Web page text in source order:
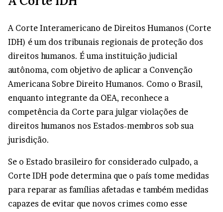
A Corte Interamericano de Direitos Humanos (Corte
IDH) é um dos tribunais regionais de proteção dos
direitos humanos. É uma instituição judicial
autônoma, com objetivo de aplicar a Convenção
Americana Sobre Direito Humanos. Como o Brasil,
enquanto integrante da OEA, reconhece a
competência da Corte para julgar violações de
direitos humanos nos Estados-membros sob sua
jurisdição.
Se o Estado brasileiro for considerado culpado, a
Corte IDH pode determina que o país tome medidas
para reparar as famílias afetadas e também medidas
capazes de evitar que novos crimes como esse